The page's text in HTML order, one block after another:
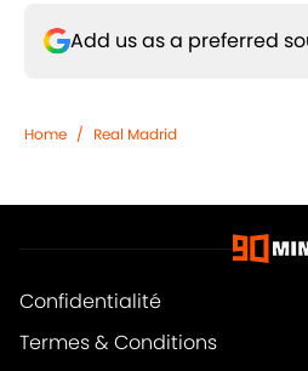
Add us as a preferred
Home / Real Madrid
Confidentialité
Termes & Conditions